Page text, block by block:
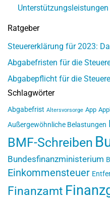
Ratgeber
Steuererklärung für 2023:
Abgabefristen für die
Abgabepflicht für die
Schlagwörter
Abgabefrist Altersvorsorge App
Außergewöhnliche Belastungen
BMF-Schreiben
Bundesfinanzministerium
Einkommensteuer
Finanzamt